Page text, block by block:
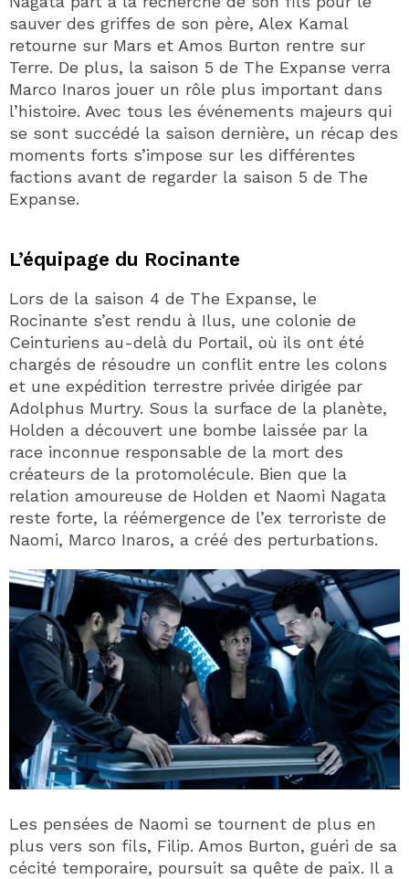
sauver des griffes de son père, Alex Kamal
retourne sur Mars et Amos Burton rentre sur
Terre. De plus, la saison 5 de The Expanse verra
Marco Inaros jouer un rôle plus important dans
l’histoire. Avec tous les événements majeurs qui
se sont succédé la saison dernière, un récap des
moments forts s’impose sur les différentes
factions avant de regarder la saison 5 de The
Expanse.
L’équipage du Rocinante
Lors de la saison 4 de The Expanse, le
Rocinante s’est rendu à Ilus, une colonie de
Ceinturiens au-delà du Portail, où ils ont été
chargés de résoudre un conflit entre les colons
et une expédition terrestre privée dirigée par
Adolphus Murtry. Sous la surface de la planète,
Holden a découvert une bombe laissée par la
race inconnue responsable de la mort des
créateurs de la protomolécule. Bien que la
relation amoureuse de Holden et Naomi Nagata
reste forte, la réémergence de l’ex terroriste de
Naomi, Marco Inaros, a créé des perturbations.
Les pensées de Naomi se tournent de plus en
plus vers son fils, Filip. Amos Burton, guéri de sa
cécité temporaire, poursuit sa quête de paix. Il a